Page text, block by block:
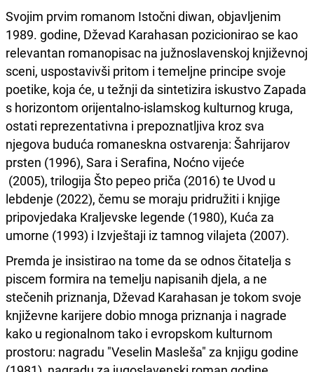
Svojim prvim romanom Istočni diwan, objavljenim
1989. godine, Dževad Karahasan pozicionirao se kao
relevantan romanopisac na južnoslavenskoj književnoj
sceni, uspostavivši pritom i temeljne principe svoje
poetike, koja će, u težnji da sintetizira iskustvo Zapada
s horizontom orijentalno-islamskog kulturnog kruga,
ostati reprezentativna i prepoznatljiva kroz sva
njegova buduća romaneskna ostvarenja: Šahrijarov
prsten (1996), Sara i Serafina, Noćno vijeće
(2005), trilogija Što pepeo priča (2016) te Uvod u
lebdenje (2022), čemu se moraju pridružiti i knjige
pripovjedaka Kraljevske legende (1980), Kuća za
umorne (1993) i Izvještaji iz tamnog vilajeta (2007).
Premda je insistirao na tome da se odnos čitatelja s
piscem formira na temelju napisanih djela, a ne
stečenih priznanja, Dževad Karahasan je tokom svoje
književne karijere dobio mnoga priznanja i nagrade
kako u regionalnom tako i evropskom kulturnom
prostoru: nagradu "Veselin Masleša" za knjigu godine